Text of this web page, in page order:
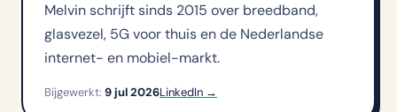
Melvin schrijft sinds 2015 over breedband,
glasvezel, 5G voor thuis en de Nederlandse
internet- en mobiel-markt.
Bijgewerkt: 9 jul 2026LinkedIn →